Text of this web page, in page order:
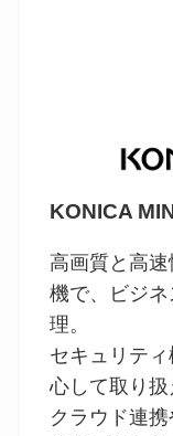
KONICA
高画質と高
機で、ビジ
理。
セキュリテ
心して取り扱
クラウド連携